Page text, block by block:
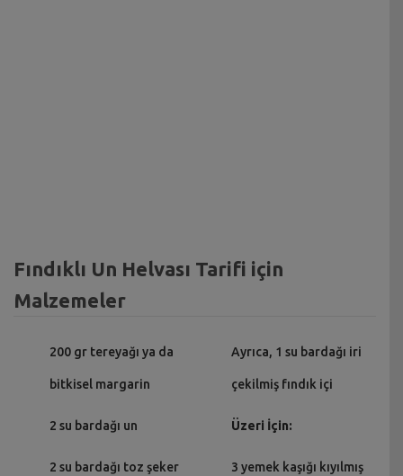
Fındıklı Un Helvası Tarifi için
Malzemeler
200 gr tereyağı ya da
bitkisel margarin
2 su bardağı un
2 su bardağı toz şeker
Ayrıca, 1 su bardağı iri
çekilmiş fındık içi
Üzeri İçin:
3 yemek kaşığı kıyılmış